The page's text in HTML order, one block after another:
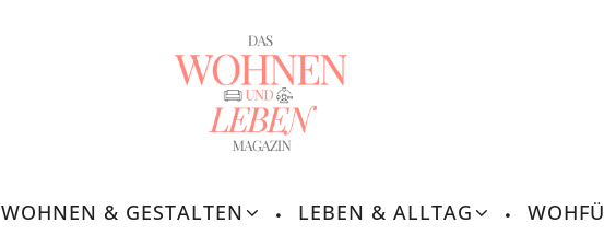
WOHNEN & GESTALTEN LEBEN & ALLTAG